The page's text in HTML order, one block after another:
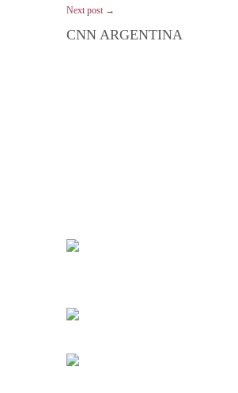
Next post →
CNN ARGENTINA